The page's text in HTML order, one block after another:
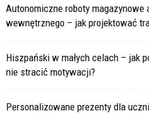
Autonomiczne roboty
wewnętrznego – jak projektować
Hiszpański w małych celach – jak
nie stracić motywacji?
Personalizowane prezenty dla